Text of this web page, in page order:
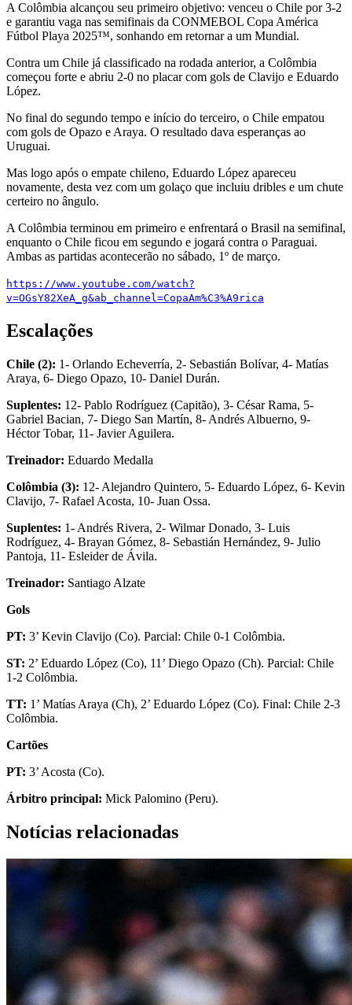
A Colômbia alcançou seu primeiro objetivo: venceu o Chile por 3-2
e garantiu vaga nas semifinais da CONMEBOL Copa América
Fútbol Playa 2025™, sonhando em retornar a um Mundial.
Contra um Chile já classificado na rodada anterior, a Colômbia
começou forte e abriu 2-0 no placar com gols de Clavijo e Eduardo
López.
No final do segundo tempo e início do terceiro, o Chile empatou
com gols de Opazo e Araya. O resultado dava esperanças ao
Uruguai.
Mas logo após o empate chileno, Eduardo López apareceu
novamente, desta vez com um golaço que incluiu dribles e um chute
certeiro no ângulo.
A Colômbia terminou em primeiro e enfrentará o Brasil na semifinal,
enquanto o Chile ficou em segundo e jogará contra o Paraguai.
Ambas as partidas acontecerão no sábado, 1º de março.
https://www.youtube.com/watch?
v=OGsY82XeA_g&ab_channel=CopaAm%C3%A9rica
Escalações
Chile (2): 1- Orlando Echeverría, 2- Sebastián Bolívar, 4- Matías
Araya, 6- Diego Opazo, 10- Daniel Durán.
Suplentes: 12- Pablo Rodríguez (Capitão), 3- César Rama, 5-
Gabriel Bacian, 7- Diego San Martín, 8- Andrés Albuerno, 9-
Héctor Tobar, 11- Javier Aguilera.
Treinador: Eduardo Medalla
Colômbia (3): 12- Alejandro Quintero, 5- Eduardo López, 6- Kevin
Clavijo, 7- Rafael Acosta, 10- Juan Ossa.
Suplentes: 1- Andrés Rivera, 2- Wilmar Donado, 3- Luis
Rodríguez, 4- Brayan Gómez, 8- Sebastián Hernández, 9- Julio
Pantoja, 11- Esleider de Ávila.
Treinador: Santiago Alzate
Gols
PT: 3’ Kevin Clavijo (Co). Parcial: Chile 0-1 Colômbia.
ST: 2’ Eduardo López (Co), 11’ Diego Opazo (Ch). Parcial: Chile
1-2 Colômbia.
TT: 1’ Matías Araya (Ch), 2’ Eduardo López (Co). Final: Chile 2-3
Colômbia.
Cartões
PT: 3’ Acosta (Co).
Árbitro principal: Mick Palomino (Peru).
Notícias relacionadas